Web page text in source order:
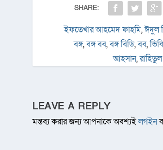
SHARE:
ইফতেখার আহমেদ ফাহমি,ঈদুল
বঙ্গ,বঙ্গ বব,বঙ্গ বিডি,বব,
আহসান,
LEAVE A REPLY
মন্তব্য করার জন্য আপনাকে অবশ্যইলগইন